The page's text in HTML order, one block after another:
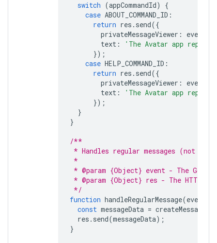
switch (appCommandId)
{
case ABOUT_COMMAND_ID :
return res . send({
privateMessageViewer : event
text :
'The Avatar app replies
});
case HELP_COMMAND_ID :
return res . send({
privateMessageViewer : event
text :
'The Avatar app replies
});
}
}
/**
* Handles regular messages (not
*
* @param {Object} event - The
* @param {Object} res - The HTTP
*/
function handleRegularMessage(event
const messageData = createMessage
res . send(messageData);
}